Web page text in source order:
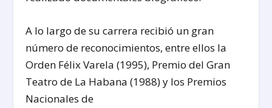
A lo largo de su carrera recibió un gran
número de reconocimientos, entre ellos la
Orden Félix Varela (1995), Premio del Gran
Teatro de La Habana (1988) y los Premios
Nacionales de